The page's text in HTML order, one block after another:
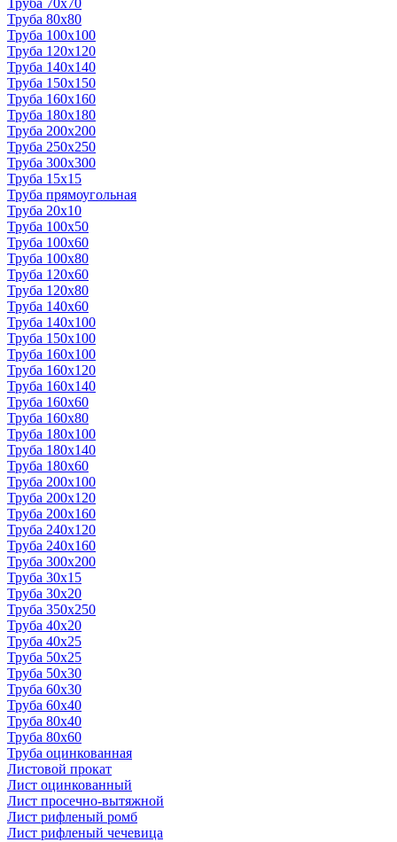
Труба 70x70
Труба 80x80
Труба 100x100
Труба 120x120
Труба 140x140
Труба 150x150
Труба 160x160
Труба 180x180
Труба 200x200
Труба 250x250
Труба 300x300
Труба 15x15
Труба прямоугольная
Труба 20x10
Труба 100x50
Труба 100x60
Труба 100x80
Труба 120x60
Труба 120x80
Труба 140x60
Труба 140x100
Труба 150x100
Труба 160x100
Труба 160x120
Труба 160x140
Труба 160x60
Труба 160x80
Труба 180x100
Труба 180x140
Труба 180x60
Труба 200x100
Труба 200x120
Труба 200x160
Труба 240x120
Труба 240x160
Труба 300x200
Труба 30x15
Труба 30x20
Труба 350x250
Труба 40x20
Труба 40x25
Труба 50x25
Труба 50x30
Труба 60x30
Труба 60x40
Труба 80x40
Труба 80x60
Труба оцинкованная
Листовой прокат
Лист оцинкованный
Лист просечно-вытяжной
Лист рифленый ромб
Лист рифленый чечевица